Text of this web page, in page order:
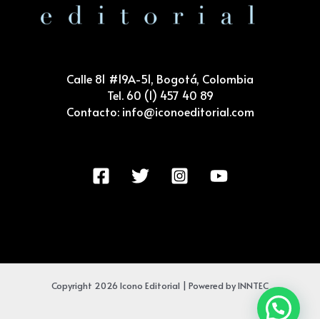
Calle 81 #19A-51, Bogotá, Colombia
Tel. 60 (1) 457 40 89
Contacto: info@iconoeditorial.com
Copyright 2026 Icono Editorial | Powered by INNTEC